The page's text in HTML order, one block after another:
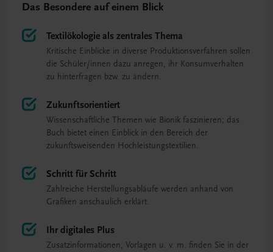
Das Besondere auf einem Blick
Textilökologie als zentrales Thema
Kritische Einblicke in diverse Produktionsverfahren sollen
die Schüler/innen dazu anregen, ihr Konsumverhalten
zu hinterfragen bzw. zu ändern.
Zukunftsorientiert
Wissenschaftliche Themen wie Bionik faszinieren; das
Buch bietet einen Einblick in den Bereich der
zukunftsweisenden Hochleistungstextilien.
Schritt für Schritt
Zahlreiche Herstellungsabläufe werden anhand von
Grafiken anschaulich erklärt.
Ihr digitales Plus
Zusatzinformationen, Vorlagen u. v. m. finden Sie in der